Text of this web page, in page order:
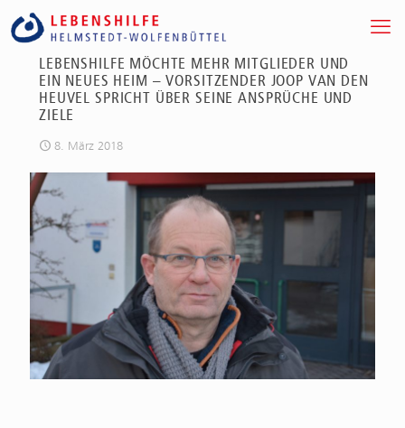
LEBENSHILFE MÖCHTE MEHR MITGLIEDER UND
EIN NEUES HEIM – VORSITZENDER JOOP VAN DEN
HEUVEL SPRICHT ÜBER SEINE ANSPRÜCHE UND
ZIELE
8. März 2018